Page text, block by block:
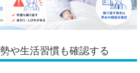
や生活習慣も確認する